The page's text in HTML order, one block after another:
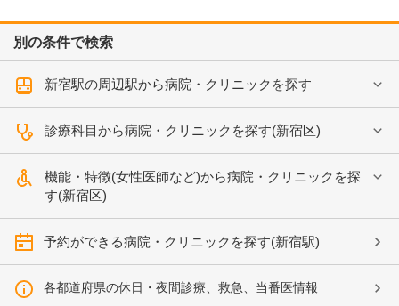
別の条件で検索
新宿駅の周辺駅から病院・クリニックを探す
診療科目から病院・クリニックを探す(新宿区)
機能・特徴(女性医師など)から病院・クリニックを探
す(新宿区)
予約ができる病院・クリニックを探す(新宿駅)
各都道府県の休日・夜間診療、救急、当番医情報